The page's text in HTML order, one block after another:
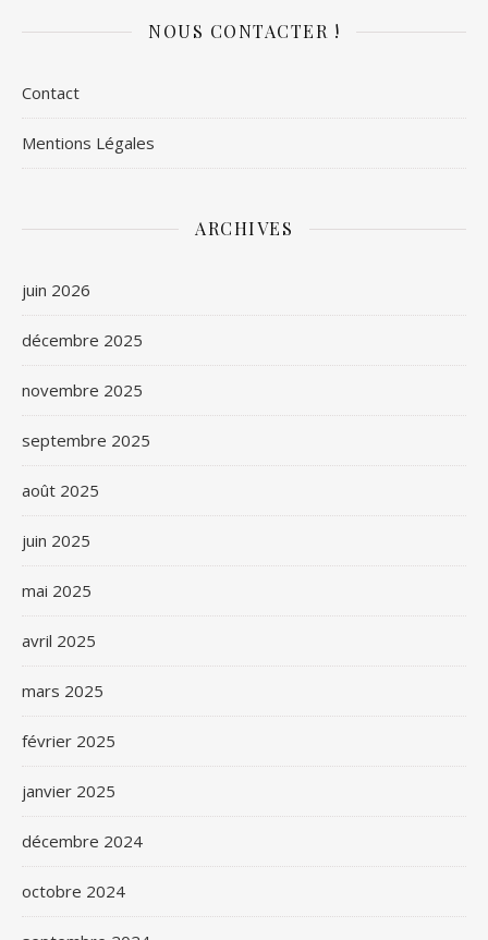
NOUS CONTACTER !
Contact
Mentions Légales
ARCHIVES
juin 2026
décembre 2025
novembre 2025
septembre 2025
août 2025
juin 2025
mai 2025
avril 2025
mars 2025
février 2025
janvier 2025
décembre 2024
octobre 2024